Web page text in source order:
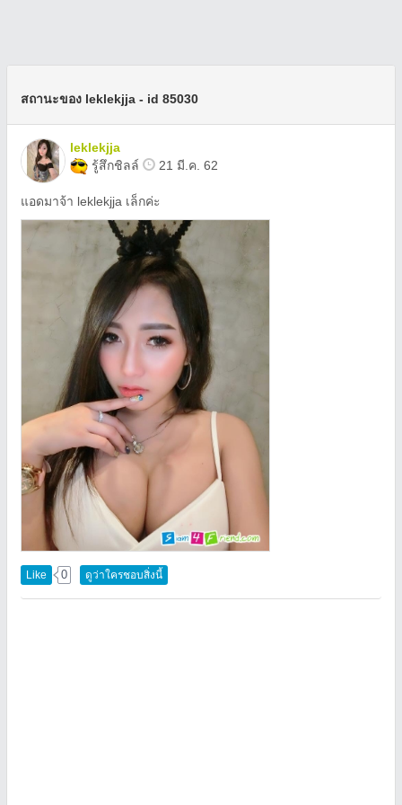
สถานะของ leklekjja - id 85030
leklekjja
รู้สึกชิลล์
21 มี.ค. 62
แอดมาจ้า leklekjja เล็กค่ะ
Like 0 ดูว่าใครชอบสิ่งนี้